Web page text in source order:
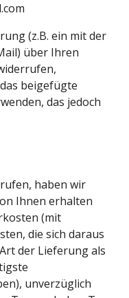
(z.B. ein mit der
über Ihren
beigefügte
das jedoch
haben wir
Ihnen erhalten
(mit
die sich daraus
der Lieferung als
unverzüglich